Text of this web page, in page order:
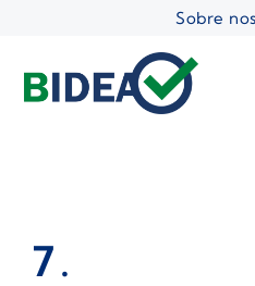
contenido
Sobre
7.